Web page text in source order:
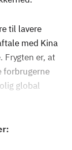
til lavere
med Kina
er, at
forbrugerne
global